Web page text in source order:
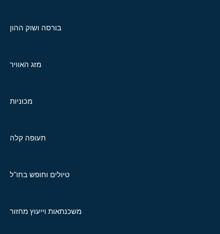
בורסה ושוק ההון
מזג האוויר
מכוניות
תעופה קלה
טיולים וחופש בחו"ל
משכנתאות וייעוץ מחזור